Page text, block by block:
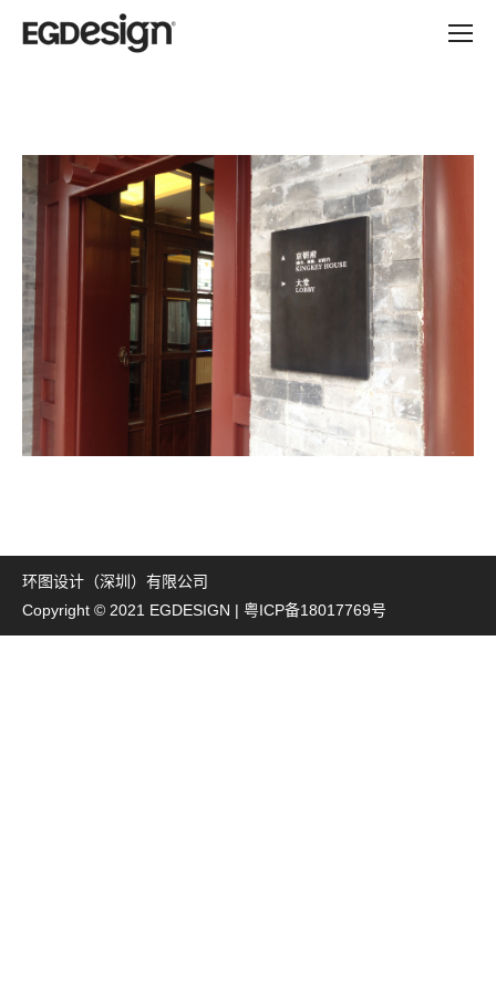
环图设计（深圳）有限公司
Copyright © 2021 EGDESIGN | 粤ICP备18017769号